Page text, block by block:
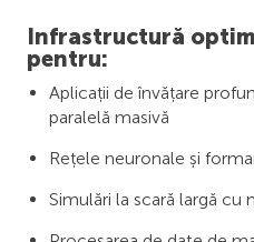
Infrastructură
pentru:
Aplicații de învățare
paralelă masivă
Rețele neuronale și
Simulări la scară largă cu